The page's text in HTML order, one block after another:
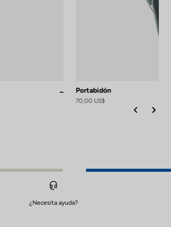
Replica
Portabidón
70,00 US$
¿Necesita ayuda?